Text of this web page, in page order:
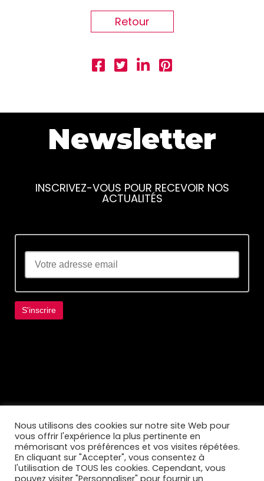
Retour
Newsletter
INSCRIVEZ-VOUS POUR RECEVOIR NOS
ACTUALITÉS
Nous utilisons des cookies sur notre site Web pour
vous offrir l'expérience la plus pertinente en
mémorisant vos préférences et vos visites répétées.
En cliquant sur "Accepter", vous consentez à
l'utilisation de TOUS les cookies. Cependant, vous
pouvez visiter "Personnaliser" pour fournir un